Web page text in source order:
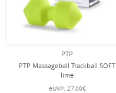
PTP
PTP Massageball Trackball SOFT
lime
eUVP: 27,00€